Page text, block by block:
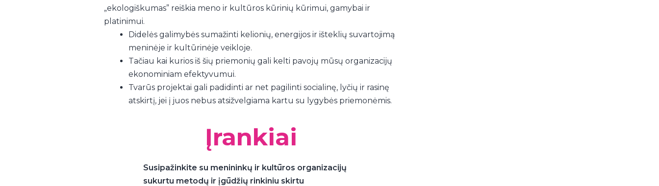
„ekologiškumas” reiškia meno ir kultūros kūrinių kūrimui, gamybai ir
platinimui.
Didelės galimybės sumažinti kelionių, energijos ir išteklių suvartojimą
meninėje ir kultūrinėje veikloje.
Tačiau kai kurios iš šių priemonių gali kelti pavojų mūsų organizacijų
ekonominiam efektyvumui.
Tvarūs projektai gali padidinti ar net pagilinti socialinę, lyčių ir rasinę
atskirtį, jei į juos nebus atsižvelgiama kartu su lygybės priemonėmis.
Įrankiai
Susipažinkite su menininkų ir kultūros organizacijų
sukurtu metodų ir įgūdžių rinkiniu skirtu